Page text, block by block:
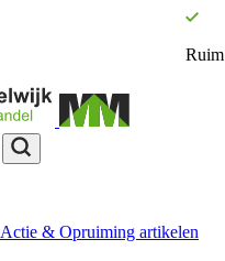
Ruim
Actie & Opruiming artikelen